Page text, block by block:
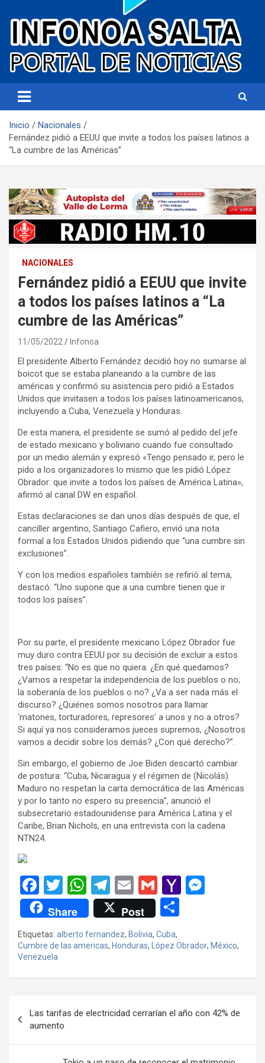
Infonoa Salta
Inicio
Nacionales
Fernández pidió a EEUU que invite a todos los países latinos a
“La cumbre de las Américas”
NACIONALES
Fernández pidió a EEUU que invite
a todos los países latinos a “La
cumbre de las Américas”
11/05/2022 Infonoa
El presidente Alberto Fernández decidió hoy no sumarse al
boicot que se estaba planeando a la cumbre de las
américas y confirmó su asistencia pero pidió a Estados
Unidos que invitasen a todos los países latinoamericanos,
incluyendo a Cuba, Venezuela y Honduras.
De esta manera, el presidente se sumó al pedido del jefe
de estado mexicano y boliviano cuando fue consultado
por un medio alemán y expresó «Tengo pensado ir, pero le
pido a los organizadores lo mismo que les pidió López
Obrador: que invite a todos los países de América Latina»,
afirmó al canal DW en español.
Estas declaraciones se dan unos días después de que, el
canciller argentino, Santiago Cafiero, envió una nota
formal a los Estados Unidos pidiendo que “una cumbre sin
exclusiones”.
Y con los medios españoles también se refirió al tema,
destacó: “Uno supone que a una cumbre tienen que ir
todos los países”.
Por su parte, el presidente mexicano López Obrador fue
muy duro contra EEUU por su decisión de excluir a estos
tres países: “No es que no quiera. ¿En qué quedamos?
¿Vamos a respetar la independencia de los pueblos o no;
la soberanía de los pueblos o no? ¿Va a ser nada más el
discurso? ¿Quiénes somos nosotros para llamar
‘matones, torturadores, represores’ a unos y no a otros?
Si aquí ya nos consideramos jueces supremos, ¿Nosotros
vamos a decidir sobre los demás? ¿Con qué derecho?”.
Sin embargo, el gobierno de Joe Biden descartó cambiar
de postura: “Cuba, Nicaragua y el régimen de (Nicolás)
Maduro no respetan la carta democrática de las Américas
y por lo tanto no espero su presencia”, anunció el
subsecretario estadounidense para América Latina y el
Caribe, Brian Nichols, en una entrevista con la cadena
NTN24.
F
a
ce
b
o
o
T
wi
tt
er
W
h
at
s
p
T
el
e
gr
m
E
m
ail
G
m
ail
Y
o
M
n
er
Share Post
m
ar
Etiquetas: alberto fernandez, Bolivia, Cuba,
Cumbre de las americas, Honduras, López Obrador, México,
Venezuela
de
entradas
Las tarifas de electricidad cerrarían el año con 42% de
aumento